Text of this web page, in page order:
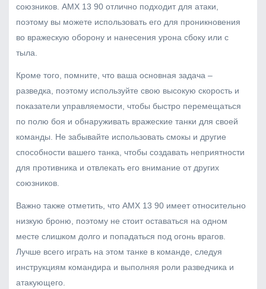
союзников. AMX 13 90 отлично подходит для атаки,
поэтому вы можете использовать его для проникновения
во вражескую оборону и нанесения урона сбоку или с
тыла.
Кроме того, помните, что ваша основная задача –
разведка, поэтому используйте свою высокую скорость и
показатели управляемости, чтобы быстро перемещаться
по полю боя и обнаруживать вражеские танки для своей
команды. Не забывайте использовать смокы и другие
способности вашего танка, чтобы создавать неприятности
для противника и отвлекать его внимание от других
союзников.
Важно также отметить, что AMX 13 90 имеет относительно
низкую броню, поэтому не стоит оставаться на одном
месте слишком долго и попадаться под огонь врагов.
Лучше всего играть на этом танке в команде, следуя
инструкциям командира и выполняя роли разведчика и
атакующего.